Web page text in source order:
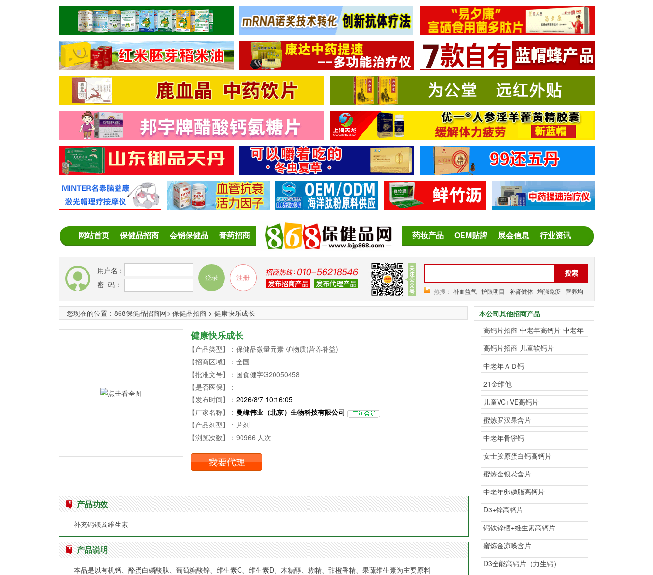
网站首页 保健品招商 会销保健品 膏药招商 药妆产品 OEM贴牌 展会信息 行业资讯
用户名：
密 码：
热搜： 补血益气 护眼明目 补肾健体 增强免疫
营养均
衡 减缓疲劳
您现在的位置： 868保健品招商网> 保健品招商 > 健康快乐成长
健康快乐成长
【产品类型】：保健品微量元素 矿物质(营养补益)
【招商区域】：全国
【批准文号】：国食健字G20050458
【是否医保】：-
【发布时间】： 2026/8/7 10:16:05
【厂家名称】： 曼峰伟业（北京）生物科技有限公司
【产品剂型】：片剂
【浏览次数】：90966 人次
产品功效
补充钙镁及维生素
产品说明
本品是以有机钙、酪蛋白磷酸肽、葡萄糖酸锌、维生素C、维生素D、木糖醇、糊精、甜橙香精、果蔬维生素为主要原料
本公司其他招商产品
高钙片招商-中老年高钙片-中老年
磷酸脂钙片
高钙片招商-儿童软钙片
中老年ＡＤ钙
21金维他
儿童VC+VE高钙片
蜜炼罗汉果含片
中老年骨密钙
女士胶原蛋白钙高钙片
蜜炼金银花含片
中老年卵磷脂高钙片
D3+锌高钙片
钙铁锌硒+维生素高钙片
蜜炼金凉嗓含片
D3全能高钙片（力生钙）